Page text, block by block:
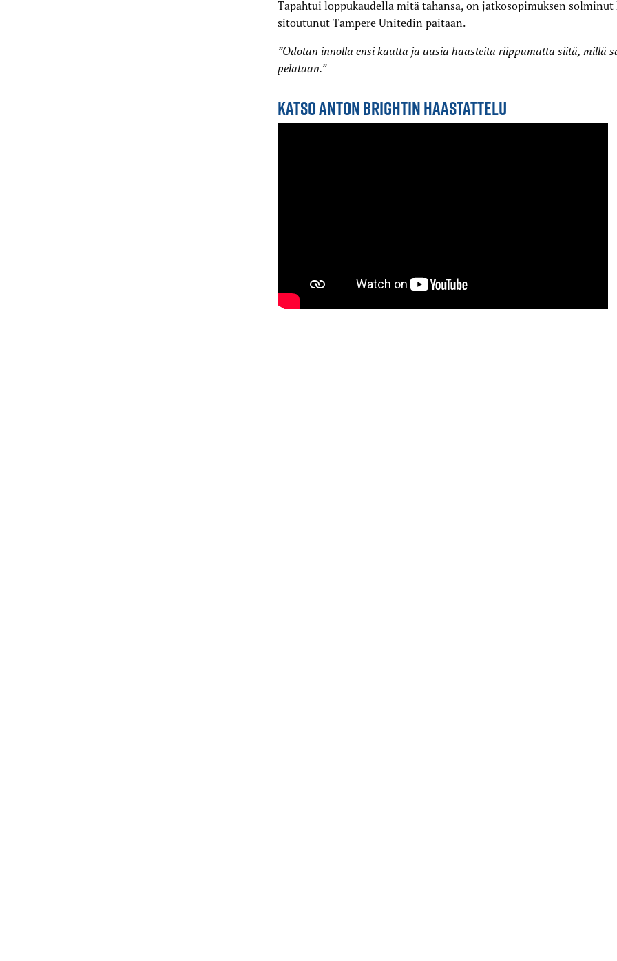
Tapahtui loppukaudella mitä tahansa, on jatkosopimuksen
sitoutunut Tampere Unitedin paitaan.
”Odotan innolla ensi kautta ja uusia haasteita riippumatta siitä, millä
pelataan.”
KATSO ANTON BRIGHTIN HAASTATTELU